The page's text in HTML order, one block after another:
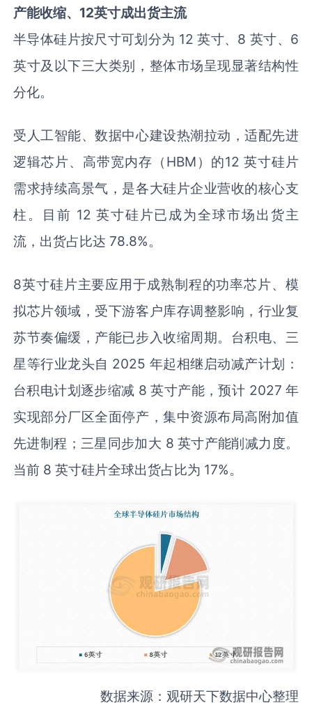
产能收缩、12英寸成出货主流
半导体硅片按尺寸可划分为 12 英寸、8 英寸、6
英寸及以下三大类别，整体市场呈现显著结构性
分化。
受人工智能、数据中心建设热潮拉动，适配先进
逻辑芯片、高带宽内存（HBM）的12 英寸硅片
需求持续高景气，是各大硅片企业营收的核心支
柱。目前 12 英寸硅片已成为全球市场出货主
流，出货占比达 78.8%。
8英寸硅片主要应用于成熟制程的功率芯片、模
拟芯片领域，受下游客户库存调整影响，行业复
苏节奏偏缓，产能已步入收缩周期。台积电、三
星等行业龙头自 2025 年起相继启动减产计划：
台积电计划逐步缩减 8 英寸产能，预计 2027 年
实现部分厂区全面停产，集中资源布局高附加值
先进制程；三星同步加大 8 英寸产能削减力度。
当前 8 英寸硅片全球出货占比为 17%。
数据来源：观研天下数据中心整理